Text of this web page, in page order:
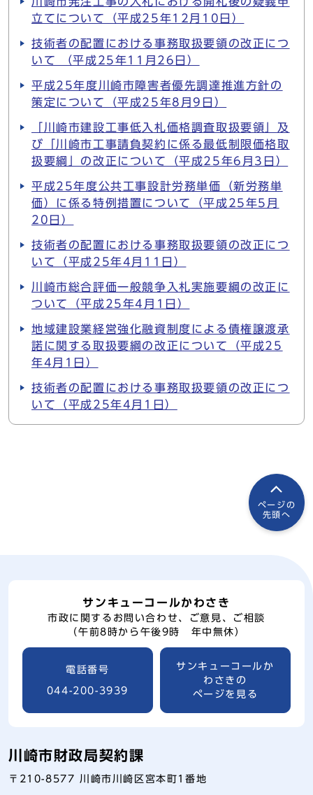
立てについて（平成25年12月10日）
技術者の配置における事務取扱要領の改正につ
いて （平成25年11月26日）
平成25年度川崎市障害者優先調達推進方針の
策定について（平成25年8月9日）
「川崎市建設工事低入札価格調査取扱要領」及
び「川崎市工事請負契約に係る最低制限価格取
扱要綱」の改正について（平成25年6月3日）
平成25年度公共工事設計労務単価（新労務単
価）に係る特例措置について（平成25年5月
20日）
技術者の配置における事務取扱要領の改正につ
いて（平成25年4月11日）
川崎市総合評価一般競争入札実施要綱の改正に
ついて（平成25年4月1日）
地域建設業経営強化融資制度による債権譲渡承
諾に関する取扱要綱の改正について（平成25
年4月1日）
技術者の配置における事務取扱要領の改正につ
いて（平成25年4月1日）
ページの
先頭へ
サンキューコールかわさき
市政に関するお問い合わせ、ご意見、ご相談
（午前8時から午後9時 年中無休）
電話番号
044-200-3939
サンキューコールか
わさきの
ページを見る
川崎市財政局契約課
〒210-8577 川崎市川崎区宮本町1番地